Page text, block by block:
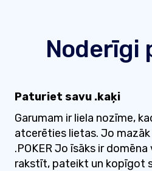
Noderīgi
Paturiet savu .kaķi
Garumam ir liela nozīme,
atcerēties lietas. Jo
.POKER Jo īsāks ir
rakstīt, pateikt un kopīgot